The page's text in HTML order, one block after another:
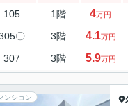
105 1階 4万円
〇 3階 4.1万円
307 3階 5.9万円
ンション